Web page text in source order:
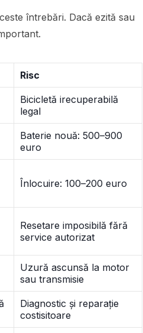
întrebări. Dacă ezită sau
Risc
Bicicletă irecuperabilă
legal
Baterie nouă: 500–900
euro
Înlocuire: 100–200 euro
Resetare imposibilă fără
service autorizat
Uzură ascunsă la motor
sau transmisie
Diagnostic și reparație
costisitoare